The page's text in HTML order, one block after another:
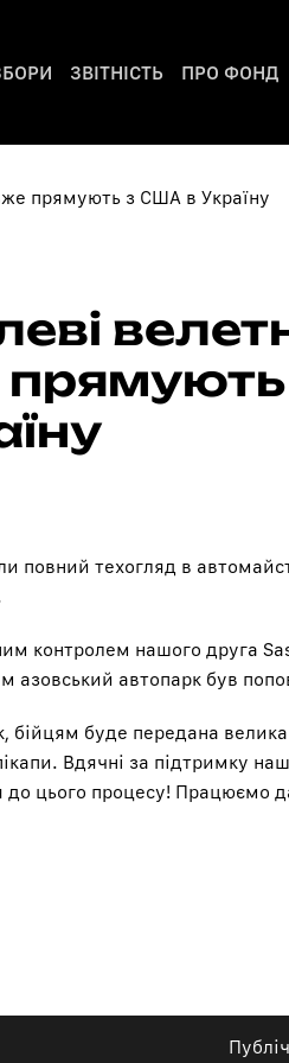
ЗВІТНІСТЬ ПРО ФОНД
повний техогляд в
контролем нашого друга
азовський автопарк був
бійцям буде передана
Вдячні за підтримку
до цього процесу! Працюємо